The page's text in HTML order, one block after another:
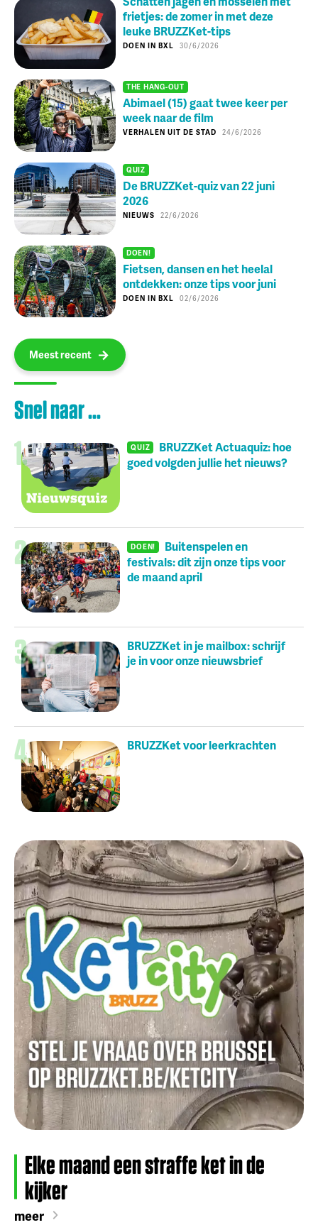
frietjes: de zomer in met deze
leuke BRUZZKet-tips
DOEN IN BXL 30/6/2026
THE HANG-OUT
Abimael (15) gaat twee keer per
week naar de film
VERHALEN UIT DE STAD 24/6/2026
QUIZ
De BRUZZKet-quiz van 22 juni
2026
NIEUWS 22/6/2026
DOEN!
Fietsen, dansen en het heelal
ontdekken: onze tips voor juni
DOEN IN BXL 02/6/2026
Meest recent
Snel naar ...
QUIZ
BRUZZKet Actuaquiz: hoe
goed volgden jullie het nieuws?
DOEN!
Buitenspelen en
festivals: dit zijn onze tips voor
de maand april
BRUZZKet in je mailbox: schrijf
je in voor onze nieuwsbrief
BRUZZKet voor leerkrachten
Elke maand een straffe ket in de
kijker
meer